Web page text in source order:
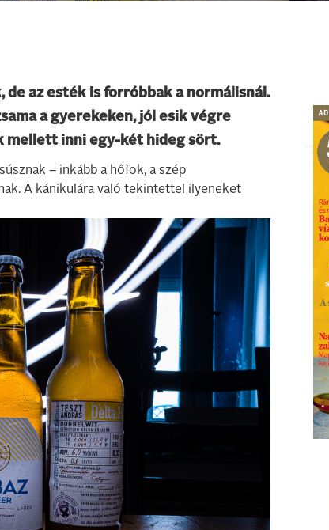
de az esték is forróbbak a normálisnál.
a gyerekeken, jól esik végre
mellett inni egy-két hideg sört.
– inkább a hőfok, a szép
A kánikulára való tekintettel ilyeneket